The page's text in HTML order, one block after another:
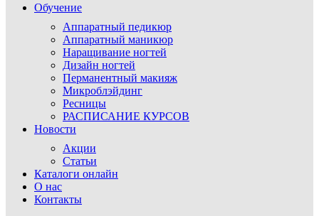
Обучение
Аппаратный педикюр
Аппаратный маникюр
Наращивание ногтей
Дизайн ногтей
Перманентный макияж
Микроблэйдинг
Ресницы
РАСПИСАНИЕ КУРСОВ
Новости
Акции
Статьи
Каталоги онлайн
О нас
Контакты